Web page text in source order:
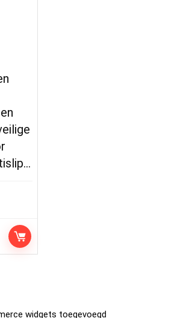
widgets toegevoegd